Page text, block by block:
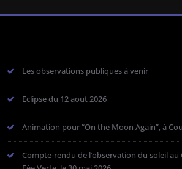
Les observations publiques à venir
Eclipse du 12 aout 2026
Animation pour “On the Moon Again”, à
Compte-rendu de l’observation du soleil